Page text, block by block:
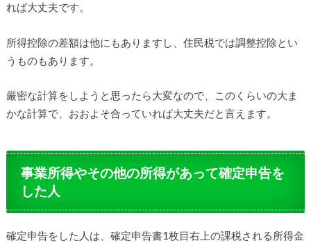
れば大丈夫です。
所得控除の差額は他にもありますし、住民税では調整控除とい
うものもあります。
厳密な計算をしようと思ったら大変なので、このくらいの大ま
かな計算で、おおよそ合っていれば大丈夫だと言えます。
事業所得やその他の所得があって確定申告を
した人
確定申告をした人は、確定申告書1枚目右上の課税される所得金